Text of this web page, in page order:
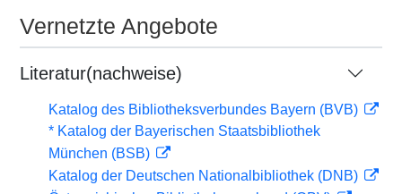
Vernetzte Angebote
Literatur(nachweise)
Katalog des Bibliotheksverbundes Bayern (BVB)
* Katalog der Bayerischen Staatsbibliothek
München (BSB)
Katalog der Deutschen Nationalbibliothek (DNB)